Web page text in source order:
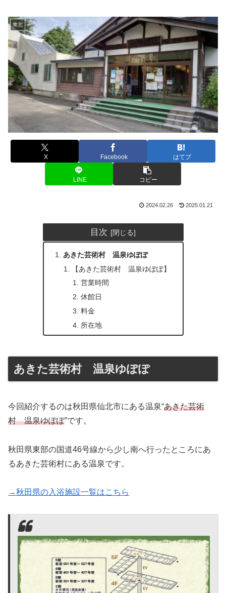
東北
X Facebook はてブ
LINE コピー
2024.02.26 2025.01.21
目次
あきた芸術村 温泉ゆぽぽ
【あきた芸術村 温泉ゆぽぽ】
営業時間
休館日
料金
所在地
あきた芸術村 温泉ゆぽぽ
今回紹介するのは秋田県仙北市にある温泉“あきた芸術
村 温泉ゆぽぽ”です。
秋田県東部の国道46号線から少し南へ行ったところにあ
るあきた芸術村にある温泉です。
→秋田県の入浴施設一覧はこちら